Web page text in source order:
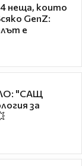
неща, които
GenZ:
е
"САЩ
за